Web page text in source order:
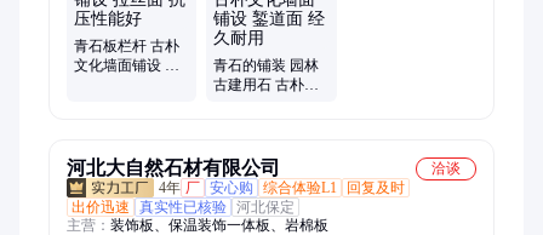
青石板栏杆 古朴
文化墙面铺设 拉
青石的铺装 园林
古建用石 古朴文
河北大自然石材有限公司
洽谈
4年 厂 安心购 综合体验L1
回复及时
出价迅速
真实性已核验 河北保定
主营： 装饰板、保温装饰一体板、岩棉板